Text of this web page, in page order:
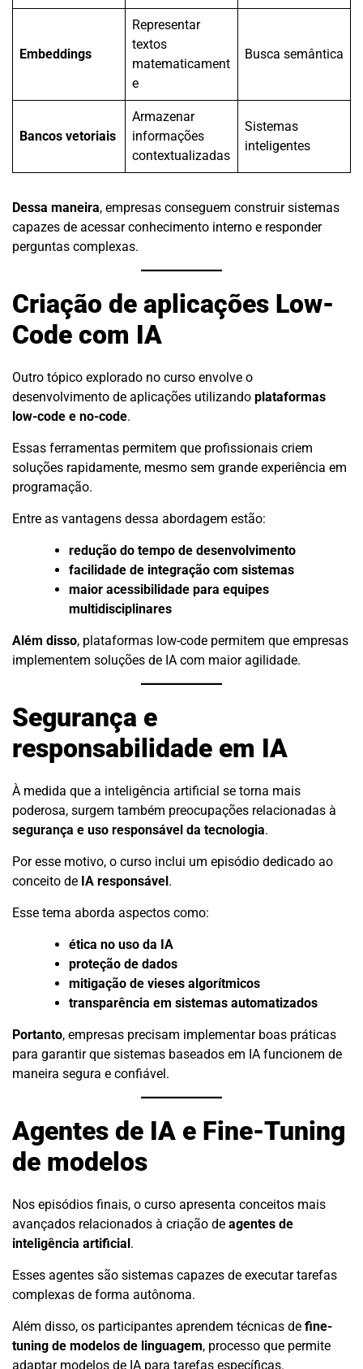
Embeddings
Representar
textos
matematicament
e
Busca semântica
Bancos vetoriais
Armazenar
informações
contextualizadas
Sistemas
inteligentes
Dessa maneira, empresas conseguem construir sistemas
capazes de acessar conhecimento interno e responder
perguntas complexas.
Criação de aplicações Low-
Code com IA
Outro tópico explorado no curso envolve o
desenvolvimento de aplicações utilizando plataformas
low-code e no-code.
Essas ferramentas permitem que profissionais criem
soluções rapidamente, mesmo sem grande experiência em
programação.
Entre as vantagens dessa abordagem estão:
redução do tempo de desenvolvimento
facilidade de integração com sistemas
maior acessibilidade para equipes
multidisciplinares
Além disso, plataformas low-code permitem que empresas
implementem soluções de IA com maior agilidade.
Segurança e
responsabilidade em IA
À medida que a inteligência artificial se torna mais
poderosa, surgem também preocupações relacionadas à
segurança e uso responsável da tecnologia.
Por esse motivo, o curso inclui um episódio dedicado ao
conceito de IA responsável.
Esse tema aborda aspectos como:
ética no uso da IA
proteção de dados
mitigação de vieses algorítmicos
transparência em sistemas automatizados
Portanto, empresas precisam implementar boas práticas
para garantir que sistemas baseados em IA funcionem de
maneira segura e confiável.
Agentes de IA e Fine-Tuning
de modelos
Nos episódios finais, o curso apresenta conceitos mais
avançados relacionados à criação de agentes de
inteligência artificial.
Esses agentes são sistemas capazes de executar tarefas
complexas de forma autônoma.
Além disso, os participantes aprendem técnicas de fine-
tuning de modelos de linguagem, processo que permite
adaptar modelos de IA para tarefas específicas.